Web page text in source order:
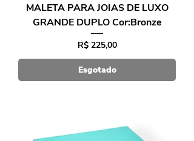
MALETA PARA JOIAS DE LUXO
GRANDE DUPLO Cor:Bronze
Preço
R$ 225,00
Esgotado